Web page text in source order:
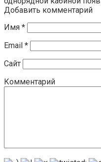
Добавить комментарий
Имя *
Email *
Сайт
Комментарий